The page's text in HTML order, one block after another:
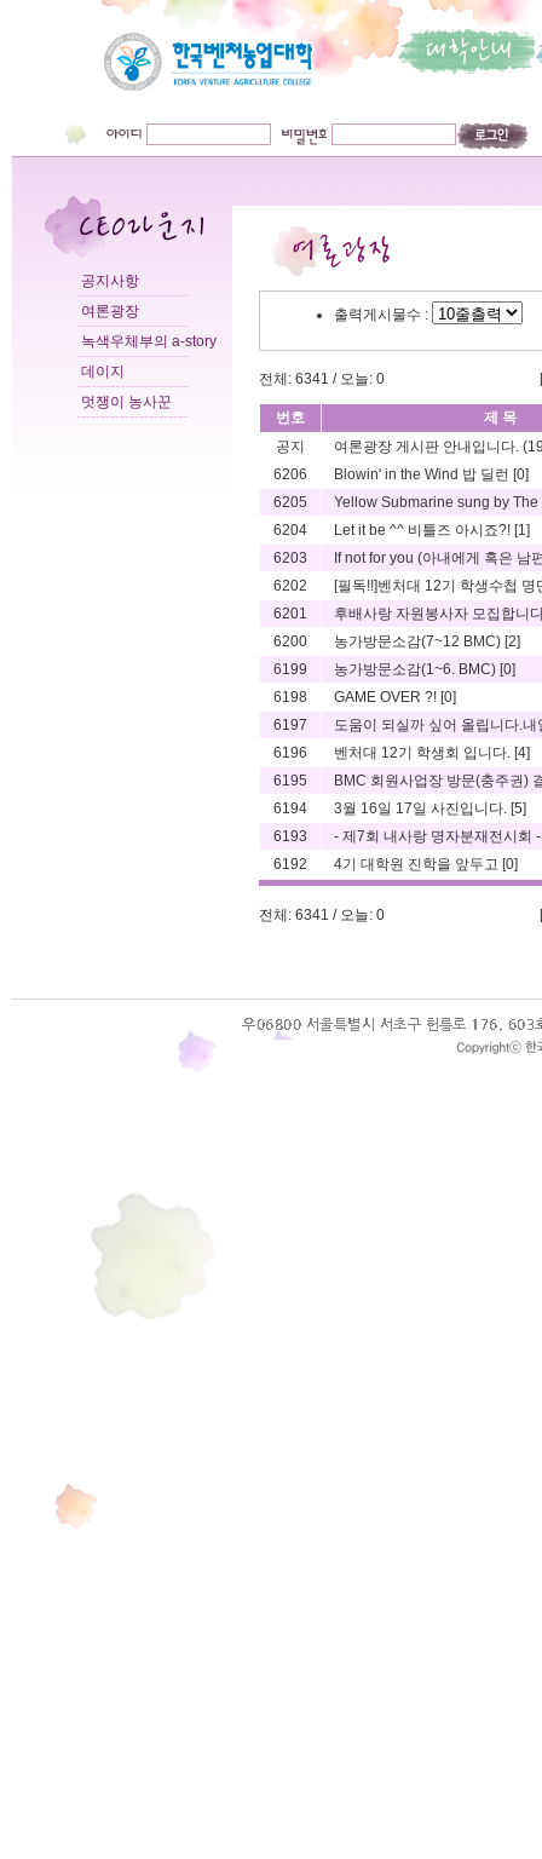
공지사항
여론광장
녹색우체부의 a-story
데이지
멋쟁이 농사꾼
출력게시물수 :
전체: 6341 / 오늘: 0
번호
제 목
공지
여론광장 게시판 안내입니다.
6206
Blowin' in the Wind 밥 딜런 [0]
6205
Yellow Submarine sung by
6204
Let it be ^^ 비틀즈 아시죠?! [1]
6203
If not for you (아내에게 혹은 남
6202
[필독!!]벤처대 12기 학생수첩
6201
후배사랑 자원봉사자 모집합니
6200
농가방문소감(7~12 BMC) [2]
6199
농가방문소감(1~6. BMC) [0]
6198
GAME OVER ?! [0]
6197
도움이 되실까 싶어 올립니다.
6196
벤처대 12기 학생회 입니다. [4]
6195
BMC 회원사업장 방문(충주권)
6194
3월 16일 17일 사진입니다. [5]
6193
- 제7회 내사랑 명자분재전시회
6192
4기 대학원 진학을 앞두고 [0]
전체: 6341 / 오늘: 0